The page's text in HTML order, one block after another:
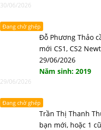
30/06/2026
Đang chờ ghép
Đỗ Phương Thảo
mới CS1, CS2
29/06/2026
Năm sinh: 2019
29/06/2026
Đang chờ ghép
Trần Thị Thanh
bạn mới, hoặc 1